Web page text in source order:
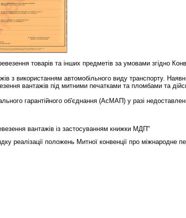
товарів та інших предметів за умовами згідно
з використанням автомобільного виду транспорту.
вантажів під митними печатками та пломбами та
гарантійного об'єднання (АсМАП) у разі
вантажів із застосуванням книжки МДП"
реалiзацiї положень Митної конвенцiї про мiжнародне